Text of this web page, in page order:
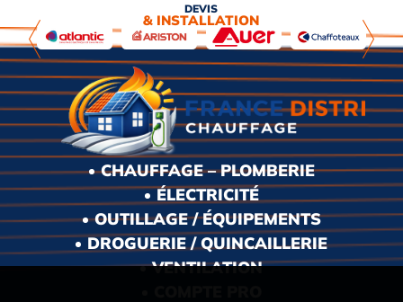
DEVIS
& INSTALLATION
CHAUFFAGE – PLOMBERIE
ÉLECTRICITÉ
OUTILLAGE / ÉQUIPEMENTS
DROGUERIE / QUINCAILLERIE
VENTILATION